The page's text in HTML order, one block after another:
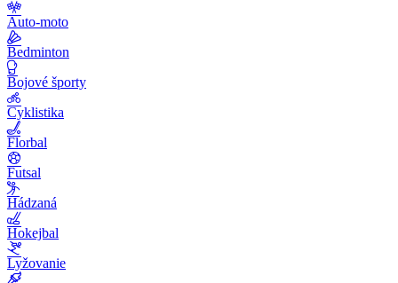
Auto-moto
Bedminton
Bojové športy
Cyklistika
Florbal
Futsal
Hádzaná
Hokejbal
Lyžovanie